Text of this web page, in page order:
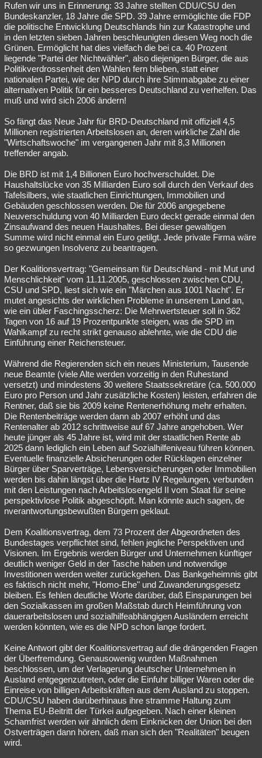
Rufen wir uns in Erinnerung: 33 Jahre stellten CDU/CSU den
Bundeskanzler, 18 Jahre die SPD. 39 Jahre ermöglichte die FDP
die politische Entwicklung Deutschlands hin zur Katastrophe und
in den letzten sieben Jahren beschleunigten diesen Weg noch die
Grünen. Ermöglicht hat dies vielfach die bei ca. 40 Prozent
liegende "Partei der Nichtwähler", also diejenigen Bürger, die aus
Politikverdrossenheit den Wahlen fern blieben, statt einer
nationalen Partei, wie der NPD durch ihre Stimmabgabe zu einer
alternativen Politik für ein besseres Deutschland zu verhelfen. Das
muß und wird sich 2006 ändern!
So fängt das Neue Jahr für BRD-Deutschland mit offiziell 4,5
Millionen registrierten Arbeitslosen an, deren wirkliche Zahl die
"Wirtschaftswoche" im vergangenen Jahr mit 8,3 Millionen
treffender angab.
Die BRD ist mit 1,4 Billionen Euro hochverschuldet. Die
Haushaltslücke von 35 Milliarden Euro soll durch den Verkauf des
Tafelsilbers, wie staatlichen Einrichtungen, Immobilien und
Gebäuden geschlossen werden. Die für 2006 angegebene
Neuverschuldung von 40 Milliarden Euro deckt gerade einmal den
Zinsaufwand des neuen Haushaltes. Bei dieser gewaltigen
Summe wird nicht einmal ein Euro getilgt. Jede private Firma wäre
so gezwungen Insolvenz zu beantragen.
Der Koalitionsvertrag: "Gemeinsam für Deutschland - mit Mut und
Menschlichkeit" vom 11.11.2005, geschlossen zwischen CDU,
CSU und SPD, liest sich wie ein "Märchen aus 1001 Nacht". Er
mutet angesichts der wirklichen Probleme in unserem Land an,
wie ein übler Faschingsscherz: Die Mehrwertsteuer soll in 362
Tagen von 16 auf 19 Prozentpunkte steigen, was die SPD im
Wahlkampf zu recht strikt genauso ablehnte, wie die CDU die
Einführung einer Reichensteuer.
Während die Regierenden sich ein neues Ministerium, Tausende
neue Beamte (viele Alte werden vorzeitig in den Ruhestand
versetzt) und mindestens 30 weitere Staatssekretäre (ca. 500.000
Euro pro Person und Jahr zusätzliche Kosten) leisten, erfahren die
Rentner, daß sie bis 2009 keine Rentenerhöhung mehr erhalten.
Die Rentenbeiträge werden dann ab 2007 erhöht und das
Rentenalter ab 2012 schrittweise auf 67 Jahre angehoben. Wer
heute jünger als 45 Jahre ist, wird mit der staatlichen Rente ab
2025 dann lediglich ein Leben auf Sozialhilfeniveau führen können.
Eventuelle finanzielle Absicherungen oder Rücklagen einzelner
Bürger über Sparverträge, Lebensversicherungen oder Immobilien
werden bis dahin längst über die Hartz IV Regelungen, verbunden
mit den Leistungen nach Arbeitslosengeld II vom Staat für seine
perspektivlose Politik abgeschöpft. Man könnte auch sagen, de
nverantwortungsbewußten Bürgern geklaut.
Dem Koalitionsvertrag, dem 73 Prozent der Abgeordneten des
Bundestages verpflichtet sind, fehlen jegliche Perspektiven und
Visionen. Im Ergebnis werden Bürger und Unternehmen künftiger
deutlich weniger Geld in der Tasche haben und notwendige
Investitionen werden weiter zurückgehen. Das Bankgeheimnis gibt
es faktisch nicht mehr, "Homo-Ehe" und Zuwanderungsgesetz
bleiben. Es fehlen deutliche Worte darüber, daß Einsparungen bei
den Sozialkassen im großen Maßstab durch Heimführung von
dauerarbeitslosen und sozialhilfeabhängigen Ausländern erreicht
werden könnten, wie es die NPD schon lange fordert.
Keine Antwort gibt der Koalitionsvertrag auf die drängenden Fragen
der Überfremdung. Genausowenig wurden Maßnahmen
beschlossen, um der Verlagerung deutscher Unternehmen in
Ausland entgegenzutreten, oder die Einfuhr billiger Waren oder die
Einreise von billigen Arbeitskräften aus dem Ausland zu stoppen.
CDU/CSU haben darüberhinaus ihre stramme Haltung zum
Thema EU-Beitritt der Türkei aufgegeben. Nach einer kleinen
Schamfrist werden wir ähnlich dem Einknicken der Union bei den
Ostverträgen dann hören, daß man sich den "Realitäten" beugen
wird.